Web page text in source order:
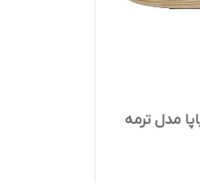
مدل ترمه